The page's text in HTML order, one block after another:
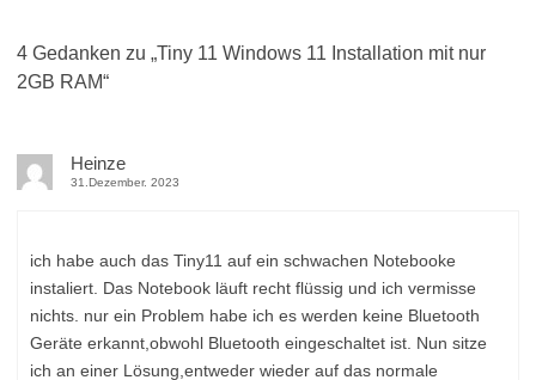
4 Gedanken zu „Tiny 11 Windows 11 Installation mit nur
2GB RAM“
Heinze
31.Dezember. 2023
ich habe auch das Tiny11 auf ein schwachen Notebooke
instaliert. Das Notebook läuft recht flüssig und ich vermisse
nichts. nur ein Problem habe ich es werden keine Bluetooth
Geräte erkannt,obwohl Bluetooth eingeschaltet ist. Nun sitze
ich an einer Lösung,entweder wieder auf das normale